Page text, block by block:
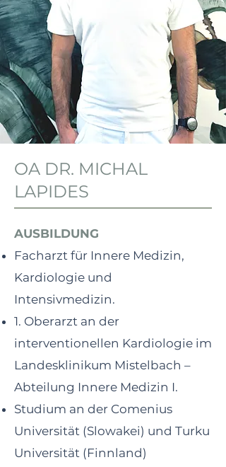
OA DR. MICHAL
LAPIDES
AUSBILDUNG
Facharzt für Innere Medizin,
Kardiologie und
Intensivmedizin.
1. Oberarzt an der
interventionellen Kardiologie im
Landesklinikum Mistelbach –
Abteilung Innere Medizin I.
Studium an der Comenius
Universität (Slowakei) und Turku
Universität (Finnland)